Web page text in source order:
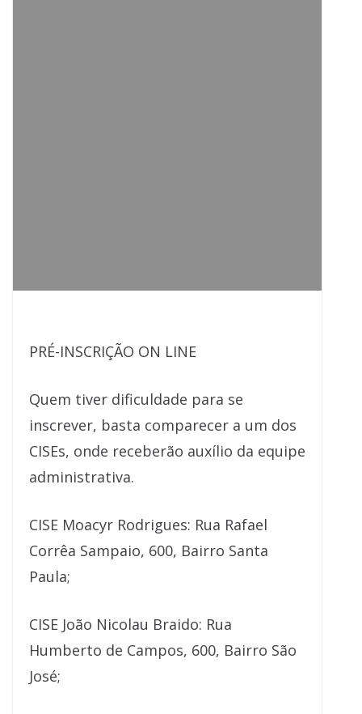
PRÉ-INSCRIÇÃO ON LINE
Quem tiver dificuldade para se
inscrever, basta comparecer a um dos
CISEs, onde receberão auxílio da equipe
administrativa.
CISE Moacyr Rodrigues: Rua Rafael
Corrêa Sampaio, 600, Bairro Santa
Paula;
CISE João Nicolau Braido: Rua
Humberto de Campos, 600, Bairro São
José;